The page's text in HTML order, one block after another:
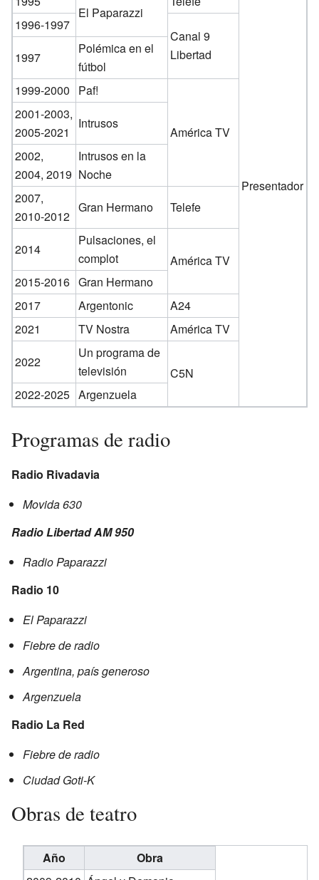
Presentador
El Paparazzi
1996-1997
Canal 9
Libertad
1997
Polémica en el
fútbol
1999-2000
Paf!
América TV
2001-2003,
2005-2021
Intrusos
2002,
2004, 2019
Intrusos en la
Noche
2007,
2010-2012
Gran Hermano Telefe
2014
Pulsaciones, el
complot
América TV
2015-2016 Gran Hermano
2017
Argentonic
A24
2021
TV Nostra
América TV
2022
Un programa de
televisión
C5N
2022-2025 Argenzuela
Programas de radio
Radio Rivadavia
Movida 630
Radio Libertad AM 950
Radio Paparazzi
Radio 10
El Paparazzi
Fiebre de radio
Argentina, país generoso
Argenzuela
Radio La Red
Fiebre de radio
Ciudad Goti-K
Obras de teatro
Año
Obra